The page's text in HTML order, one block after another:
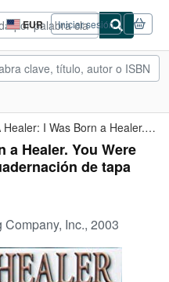
EUR
Preferencias
de
compra
del
Iniciar sesión
Born A Healer: I Was Born a Healer. You Were Born a Healer, Too!
a Healer. You Were
de tapa
Inc., 2003